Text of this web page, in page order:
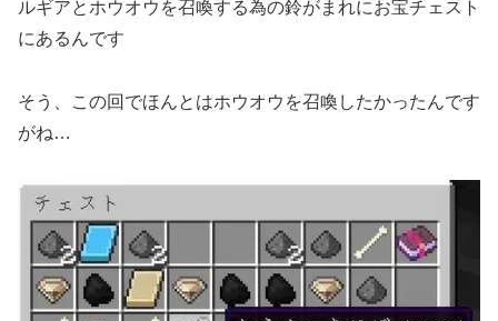
ルギアとホウオウを召喚する為の鈴がまれにお宝チェスト
にあるんです
そう、この回でほんとはホウオウを召喚したかったんです
がね…